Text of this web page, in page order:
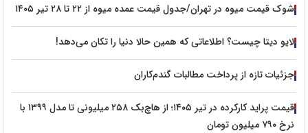
شوک قیمت میوه در تهران/جدول قیمت عمده میوه از ۲۲ تا ۲۸ تیر ۱۴۰۵
لایو دیتا چیست؟ اطلاعاتی که همین حالا دنیا را تکان می‌دهد!
جزئیات تازه از پرداخت مطالبات گندم‌کاران
قیمت پراید کارکرده در تیر ۱۴۰۵؛ از هاچ‌بک ۲۵۸ میلیونی تا مدل ۱۳۹۹ با
نرخ ۷۹۰ میلیون تومان